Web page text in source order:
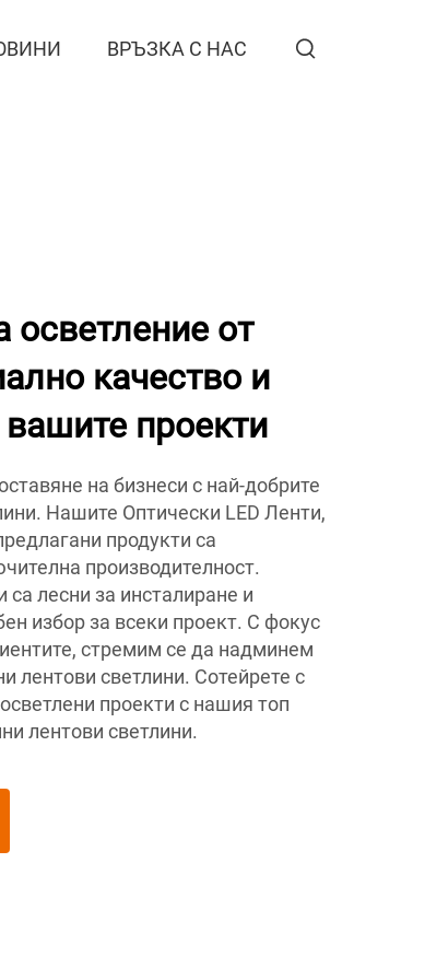
ВРЪЗКА С НАС
осветление от
качество и
проекти
на бизнеси с най-добрите
Нашите Оптически LED Ленти,
продукти са
производителност.
са лесни за инсталиране и
избор за всеки проект. С фокус
стремим се да надминем
лентови светлини. Сотейрете с
проекти с нашия топ
лентови светлини.